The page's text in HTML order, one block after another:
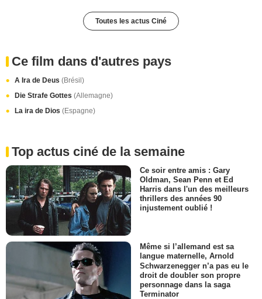
Toutes les actus Ciné
Ce film dans d'autres pays
A Ira de Deus (Brésil)
Die Strafe Gottes (Allemagne)
La ira de Dios (Espagne)
Top actus ciné de la semaine
Ce soir entre amis : Gary
Oldman, Sean Penn et Ed
Harris dans l'un des meilleurs
thrillers des années 90
injustement oublié !
Même si l’allemand est sa
langue maternelle, Arnold
Schwarzenegger n’a pas eu le
droit de doubler son propre
personnage dans la saga
Terminator